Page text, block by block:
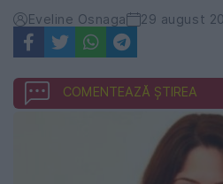
ZileiEveline Osnaga 29 august
COMENTEAZĂ ȘTIREA